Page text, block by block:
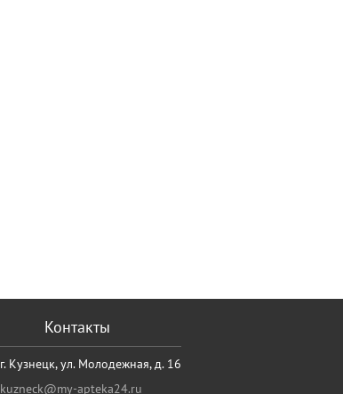
Контакты
г. Кузнецк, ул. Молодежная, д. 16
kuzneck@my-apteka24.ru